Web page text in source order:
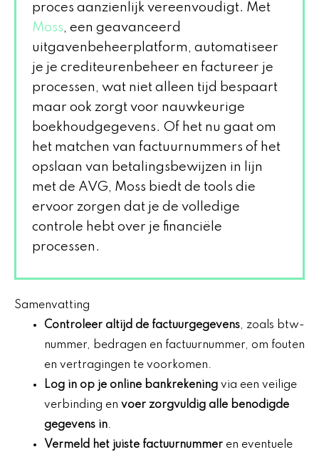
proces aanzienlijk vereenvoudigt. Met
Moss, een geavanceerd
uitgavenbeheerplatform, automatiseer
je je crediteurenbeheer en factureer je
processen, wat niet alleen tijd bespaart
maar ook zorgt voor nauwkeurige
boekhoudgegevens. Of het nu gaat om
het matchen van factuurnummers of het
opslaan van betalingsbewijzen in lijn
met de AVG, Moss biedt de tools die
ervoor zorgen dat je de volledige
controle hebt over je financiële
processen.
Samenvatting
Controleer altijd de factuurgegevens, zoals btw-
nummer, bedragen en factuurnummer, om fouten
en vertragingen te voorkomen.
Log in op je online bankrekening via een veilige
verbinding en voer zorgvuldig alle benodigde
gegevens in.
Vermeld het juiste factuurnummer en eventuele